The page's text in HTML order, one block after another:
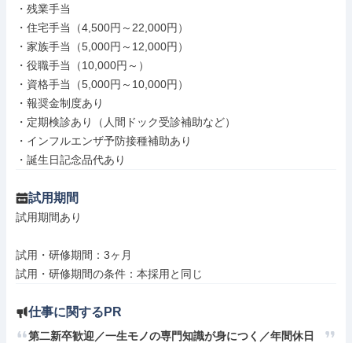
・残業手当
・住宅手当（4,500円～22,000円）
・家族手当（5,000円～12,000円）
・役職手当（10,000円～）
・資格手当（5,000円～10,000円）
・報奨金制度あり
・定期検診あり（人間ドック受診補助など）
・インフルエンザ予防接種補助あり
・誕生日記念品代あり
試用期間
試用期間あり
試用・研修期間：3ヶ月
仕事に関するPR
第二新卒歓迎／一生モノの専門知識が身につく／年間休日